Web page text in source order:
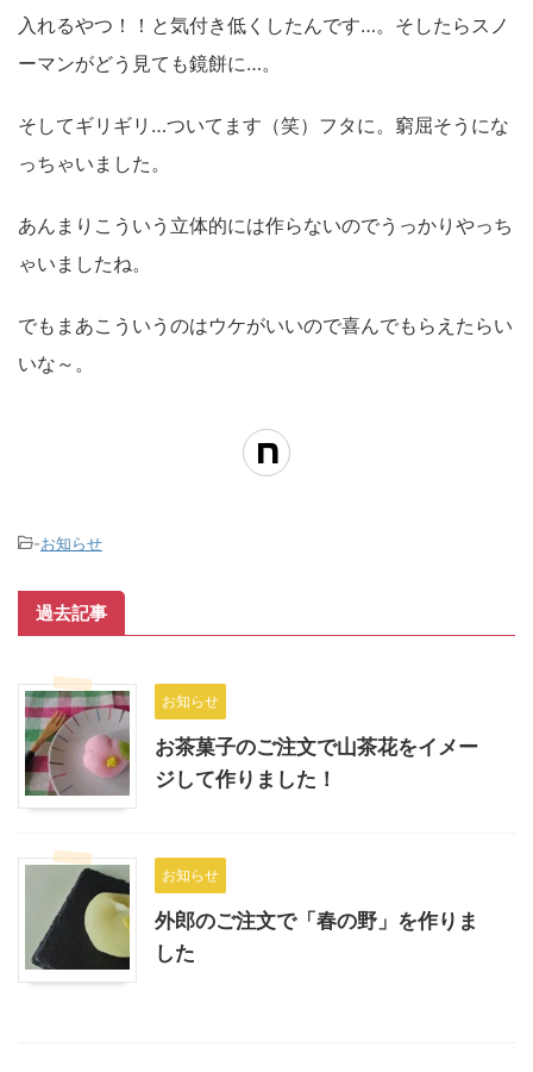
入れるやつ！！と気付き低くしたんです…。そしたらスノ
ーマンがどう見ても鏡餅に…。
そしてギリギリ…ついてます（笑）フタに。窮屈そうにな
っちゃいました。
あんまりこういう立体的には作らないのでうっかりやっち
ゃいましたね。
でもまあこういうのはウケがいいので喜んでもらえたらい
いな～。
-お知らせ
過去記事
お知らせ
お茶菓子のご注文で山茶花をイメー
ジして作りました！
お知らせ
外郎のご注文で「春の野」を作りま
した